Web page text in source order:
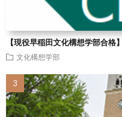
【現役早稲田文化構想学部合格
文化構想学部